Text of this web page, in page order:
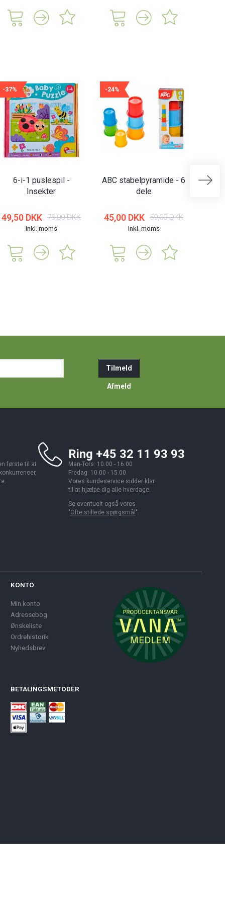
-37%
6-i-1 puslespil -
Insekter
49,50 DKK 79,00 DKK
Inkl. moms
-24%
ABC stabelpyramide - 6
dele
45,00 DKK 59,00 DKK
Inkl. moms
Tilmeld
Afmeld
første til at
Ring +45 32 11 93 93
Man-Tors: 10.00 - 16.00
Fredag: 10.00 - 15.00
Vores kundeservice sidder klar
til at hjælpe dig alle hverdage.
Se eventuelt også vores
"Ofte stillede spørgsmål ".
KONTO
Min konto
Adressebog
Ønskeliste
Ordrehistorik
Nyhedsbrev
BETALINGSMETODER